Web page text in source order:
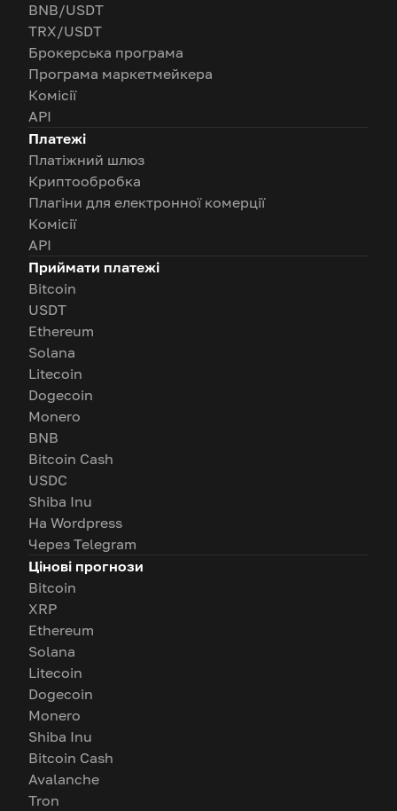
BNB/USDT
TRX/USDT
Брокерська програма
Програма маркетмейкера
Комісії
API
Платежі
Платіжний шлюз
Криптообробка
Плагіни для електронної комерції
Комісії
API
Приймати платежі
Bitcoin
USDT
Ethereum
Solana
Litecoin
Dogecoin
Monero
BNB
Bitcoin Cash
USDC
Shiba Inu
На Wordpress
Через Telegram
Цінові прогнози
Bitcoin
XRP
Ethereum
Solana
Litecoin
Dogecoin
Monero
Shiba Inu
Bitcoin Cash
Avalanche
Tron